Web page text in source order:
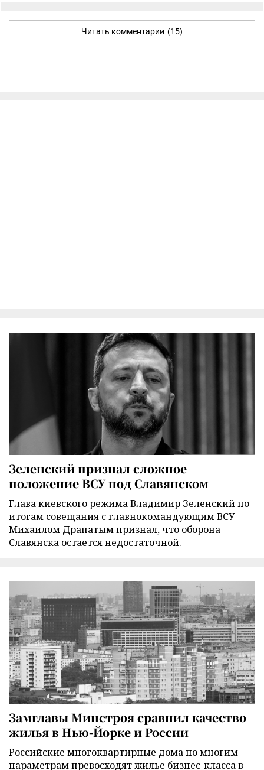
Читать комментарии (15)
Зеленский признал сложное
положение ВСУ под Славянском
Глава киевского режима Владимир Зеленский по
итогам совещания с главнокомандующим ВСУ
Михаилом Драпатым признал, что оборона
Славянска остается недостаточной.
Замглавы Минстроя сравнил качество
жилья в Нью-Йорке и России
Российские многоквартирные дома по многим
параметрам превосходят жилье бизнес-класса в